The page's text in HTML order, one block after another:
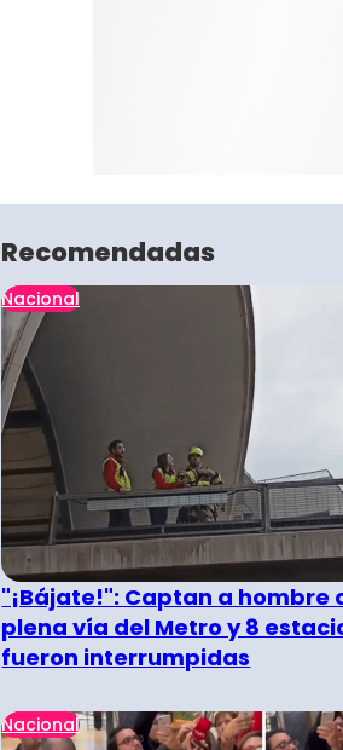
Recomendadas
Nacional
"¡Bájate!": Captan a hombre
plena vía del Metro y 8
fueron interrumpidas
Nacional